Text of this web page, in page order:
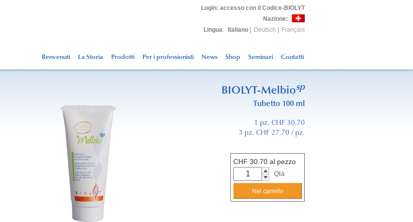
Login: accesso con il Codice-BIOLYT
Nazione:
Lingua: Italiano Deutsch Français
Benvenuti La Storia Prodotti Per i professionisti News Shop Seminari Contatti
BIOLYT-Melbiosp
Tubetto 100 ml
1 pz. CHF 30.70
3 pz. CHF 27.70 / pz.
CHF 30.70 al pezzo
Qtà